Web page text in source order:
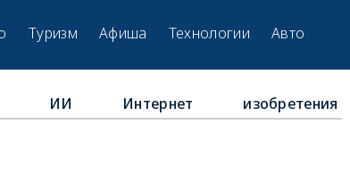
Туризм Афиша Технологии Авто
ИИ Интернет изобретения